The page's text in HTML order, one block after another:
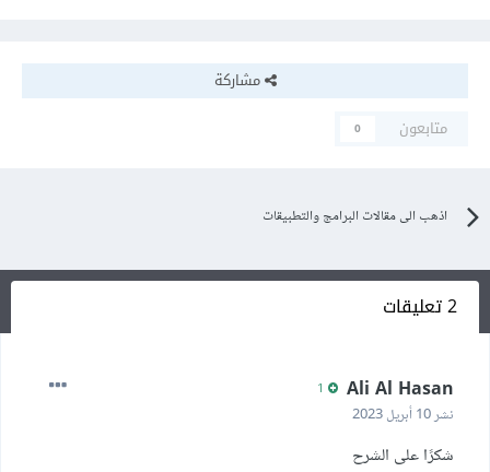
مشاركة
متابعون
0
اذهب الى مقالات البرامج والتطبيقات
2 تعليقات
Ali Al Hasan
نشر10 أبريل 2023
شكرًا على الشرح